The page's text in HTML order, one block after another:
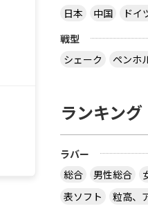
日本
中国 ドイ
戦型
シェーク
ペンホ
ランキング
ラバー
総合
男性総合
表ソフト
粒高、